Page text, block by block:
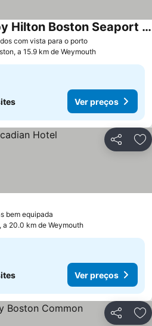
com vista para o porto
Homewood Suites by Hilton Boston Seaport District
a 15.9 km de Weymouth
Ver preços
Partilhar
bem equipada
a 20.0 km de Weymouth
Ver preços
Partilhar